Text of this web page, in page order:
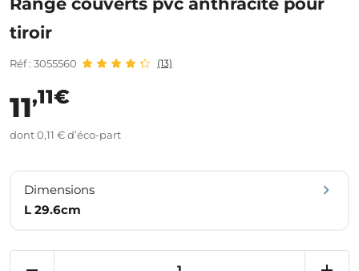
tiroir
Réf : 3055560 (13)
11,11€
dont 0,11 € d’éco-part
Dimensions
L 29.6cm